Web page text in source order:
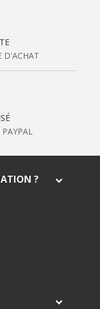
D'ACHAT
?
la part de
politique